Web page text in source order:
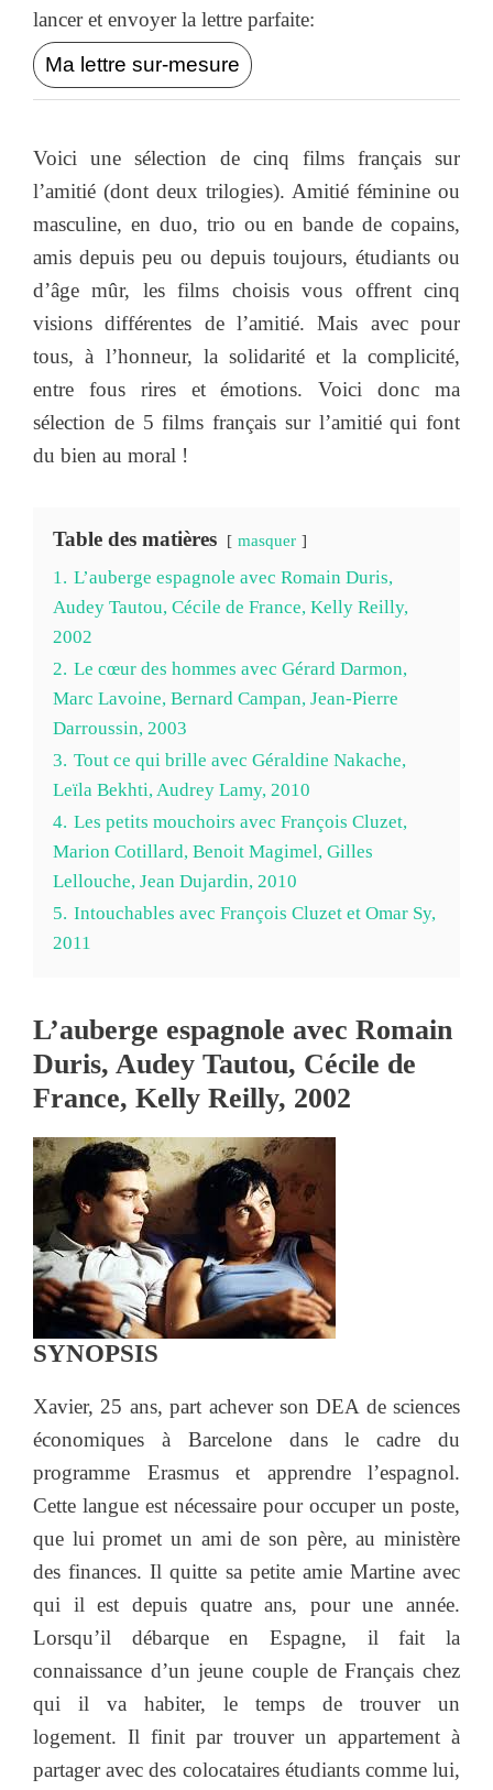
lancer et envoyer la lettre parfaite:
Ma lettre sur-mesure
Voici une sélection de cinq films français sur
l’amitié (dont deux trilogies). Amitié féminine ou
masculine, en duo, trio ou en bande de copains,
amis depuis peu ou depuis toujours, étudiants ou
d’âge mûr, les films choisis vous offrent cinq
visions différentes de l’amitié. Mais avec pour
tous, à l’honneur, la solidarité et la complicité,
entre fous rires et émotions. Voici donc ma
sélection de 5 films français sur l’amitié qui font
du bien au moral !
Table des matières masquer
1. L’auberge espagnole avec Romain Duris,
Audey Tautou, Cécile de France, Kelly Reilly,
2002
2. Le cœur des hommes avec Gérard Darmon,
Marc Lavoine, Bernard Campan, Jean-Pierre
Darroussin, 2003
3. Tout ce qui brille avec Géraldine Nakache,
Leïla Bekhti, Audrey Lamy, 2010
4. Les petits mouchoirs avec François Cluzet,
Marion Cotillard, Benoit Magimel, Gilles
Lellouche, Jean Dujardin, 2010
5. Intouchables avec François Cluzet et Omar Sy,
2011
L’auberge espagnole avec Romain
Duris, Audey Tautou, Cécile de
France, Kelly Reilly, 2002
SYNOPSIS
Xavier, 25 ans, part achever son DEA de sciences
économiques à Barcelone dans le cadre du
programme Erasmus et apprendre l’espagnol.
Cette langue est nécessaire pour occuper un poste,
que lui promet un ami de son père, au ministère
des finances. Il quitte sa petite amie Martine avec
qui il est depuis quatre ans, pour une année.
Lorsqu’il débarque en Espagne, il fait la
connaissance d’un jeune couple de Français chez
qui il va habiter, le temps de trouver un
logement. Il finit par trouver un appartement à
partager avec des colocataires étudiants comme lui,